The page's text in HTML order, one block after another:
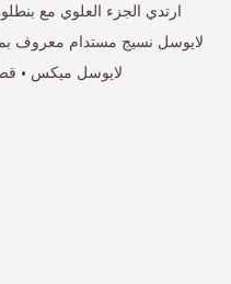
ارتدي الجزء العلوي مع
لايوسل نسيج مستدام معروف
لايوسل ميكس •